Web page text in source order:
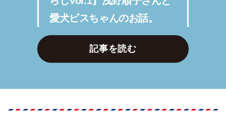
愛犬ビスちゃんのお話。
記事を読む